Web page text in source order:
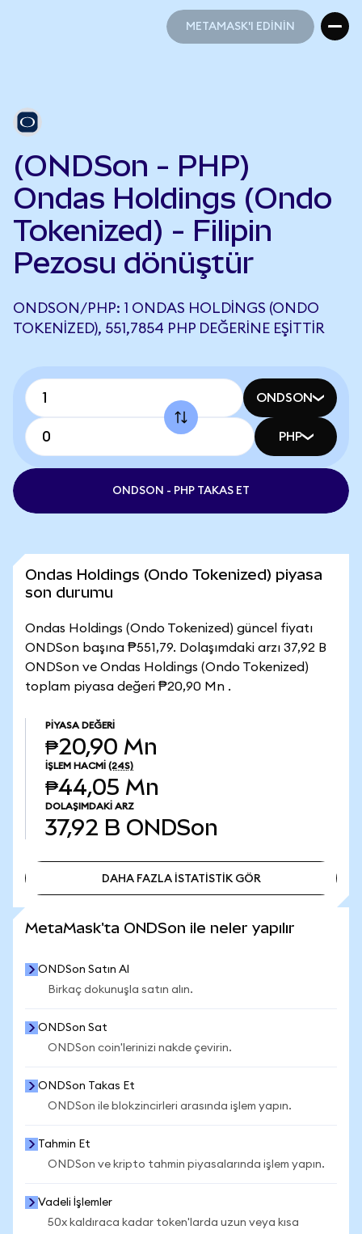
METAMASK'I EDİNİN
(ONDSon - PHP)
Ondas Holdings (Ondo
Tokenized) - Filipin
Pezosu dönüştür
ONDSON/PHP: 1 ONDAS HOLDINGS (ONDO
TOKENIZED), 551,7854 PHP DEĞERINE EŞITTIR
ONDSON
PHP
ONDSON - PHP TAKAS ET
Ondas Holdings (Ondo Tokenized) piyasa
son durumu
Ondas Holdings (Ondo Tokenized) güncel fiyatı
ONDSon başına ₱551,79. Dolaşımdaki arzı 37,92 B
ONDSon ve Ondas Holdings (Ondo Tokenized)
toplam piyasa değeri ₱20,90 Mn .
PIYASA DEĞERI
₱20,90 Mn
İŞLEM HACMI (24S)
₱44,05 Mn
DOLAŞIMDAKI ARZ
37,92 B ONDSon
DAHA FAZLA İSTATİSTİK GÖR
MetaMask'ta ONDSon ile neler yapılır
ONDSon Satın Al
Birkaç dokunuşla satın alın.
ONDSon Sat
ONDSon coin'lerinizi nakde çevirin.
ONDSon Takas Et
ONDSon ile blokzincirleri arasında işlem yapın.
Tahmin Et
ONDSon ve kripto tahmin piyasalarında işlem yapın.
Vadeli İşlemler
50x kaldıraca kadar token'larda uzun veya kısa